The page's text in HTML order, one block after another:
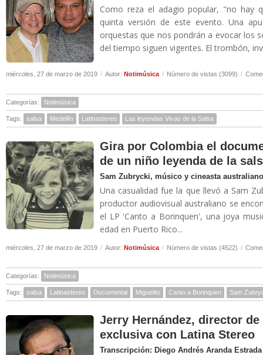
Como reza el adagio popular, "no hay
quinta versión de este evento. Una
orquestas que nos pondrán a evocar los
del tiempo siguen vigentes. El trombón,
miércoles, 27 de marzo de 2019 / Autor: Notimúsica / Número de vistas (3099) /
Categorías: Notimúsica
Tags: salsa Medellín Latinastereo Las leyendas Vivas de la Salsa
Gira por Colombia el
de un niño leyenda de la
Sam Zubrycki, músico y cineasta
Una casualidad fue la que llevó a Sam
productor audiovisual australiano se
el LP 'Canto a Borinquen', una joya
edad en Puerto Rico...
miércoles, 27 de marzo de 2019 / Autor: Notimúsica / Número de vistas (4522) /
Categorías: Notimúsica
Tags: salsa Latinastereo Documental Miguelito Canto a Borinquen Sam
Jerry Hernández, director
exclusiva con Latina Stereo
Transcripción: Diego Andrés Aranda Estrada